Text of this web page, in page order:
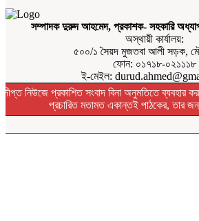
সম্পাদক দুরুদ আহমেদ, প্রকাশক- সহকারি
অস্থায়ী কার্যালয়:
৫০০/১ সৈয়দ মুজতবা আলী সড়ক,
ফোন: ০১৭১৮-০২১১১৮
ই-মেইল:
দীপ্ত নিউজে প্রকাশিত সংবাদ বিনা অনুমতিতে ব্যবহার
প্রচারিত মতামত একান্তই পাঠকের, তার